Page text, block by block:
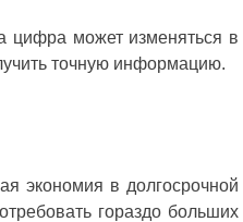
цифра может изменяться в
точную информацию.
экономия в долгосрочной
гораздо больших